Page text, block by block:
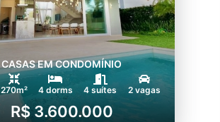
CASAS EM CONDOMÍNIO
270m² 4 dorms 4 suítes 2 vagas
R$ 3.600.000